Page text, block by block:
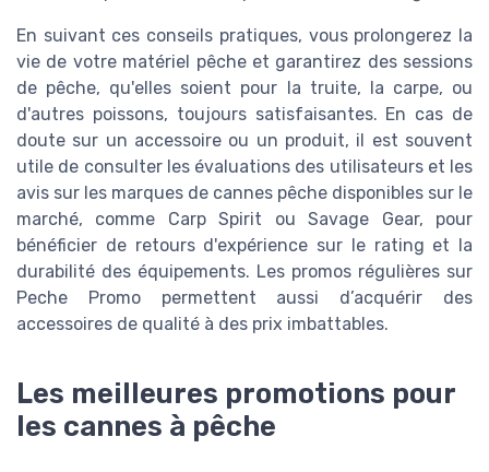
En suivant ces conseils pratiques, vous prolongerez la
vie de votre matériel pêche et garantirez des sessions
de pêche, qu'elles soient pour la truite, la carpe, ou
d'autres poissons, toujours satisfaisantes. En cas de
doute sur un accessoire ou un produit, il est souvent
utile de consulter les évaluations des utilisateurs et les
avis sur les marques de cannes pêche disponibles sur le
marché, comme Carp Spirit ou Savage Gear, pour
bénéficier de retours d'expérience sur le rating et la
durabilité des équipements. Les promos régulières sur
Peche Promo permettent aussi d’acquérir des
accessoires de qualité à des prix imbattables.
Les meilleures promotions pour
les cannes à pêche